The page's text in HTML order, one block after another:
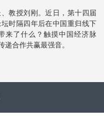
教授刘刚。近日，第十四届
时隔四年后在中国重归线下
来了什么？触摸中国经济脉
合作共赢最强音。